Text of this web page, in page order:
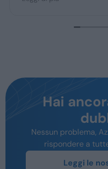
Hai
Nessun problema,
rispondere a
Leggi le